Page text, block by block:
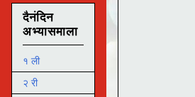
दैनंदिन
अभ्यासमाला
१ ली
२ री